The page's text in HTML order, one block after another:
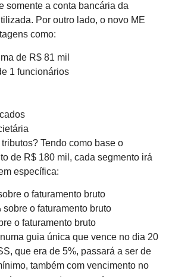
somente a conta bancária da
Por outro lado, o novo ME
como:
de R$ 81 mil
1 funcionários
Tendo como base o
de R$ 180 mil, cada segmento irá
específica:
o faturamento bruto
sobre o faturamento bruto
o faturamento bruto
guia única que vence no dia 20
que era de 5%, passará a ser de
também com vencimento no